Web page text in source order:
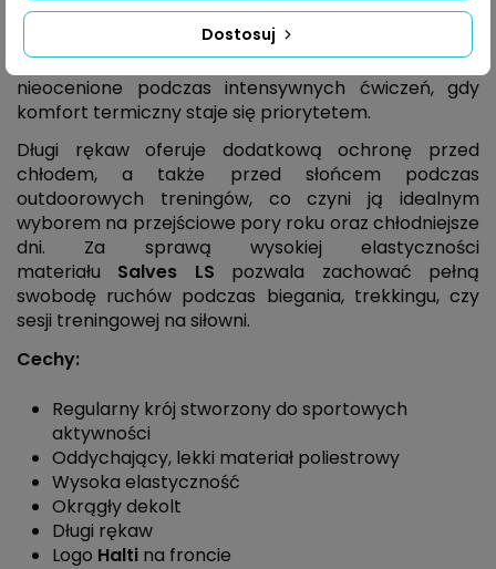
regularnemu krojowi, który nie jest ani za luźny, ani za
ciasny. Koszulka wykonana jest z lekkiego, ale
trwałego poliestru, który szybko schnie, co jest
nieocenione podczas intensywnych ćwiczeń, gdy
komfort termiczny staje się priorytetem.
Długi rękaw oferuje dodatkową ochronę przed
chłodem, a także przed słońcem podczas
outdoorowych treningów, co czyni ją idealnym
wyborem na przejściowe pory roku oraz chłodniejsze
dni. Za sprawą wysokiej elastyczności
materiału Salves LS pozwala zachować pełną
swobodę ruchów podczas biegania, trekkingu, czy
sesji treningowej na siłowni.
Cechy:
Regularny krój stworzony do sportowych
aktywności
Oddychający, lekki materiał poliestrowy
Wysoka elastyczność
Okrągły dekolt
Długi rękaw
Logo Halti na froncie
Dostosuj